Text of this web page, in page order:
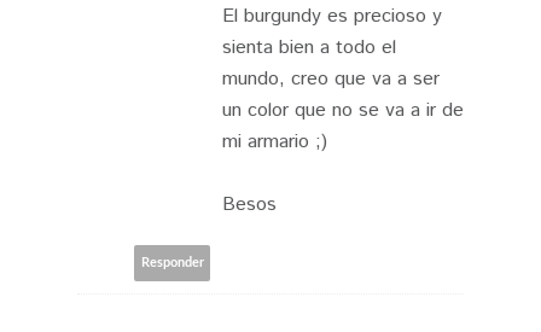
El burgundy es precioso y
sienta bien a todo el
mundo, creo que va a ser
un color que no se va a ir de
mi armario ;)
Besos
Responder